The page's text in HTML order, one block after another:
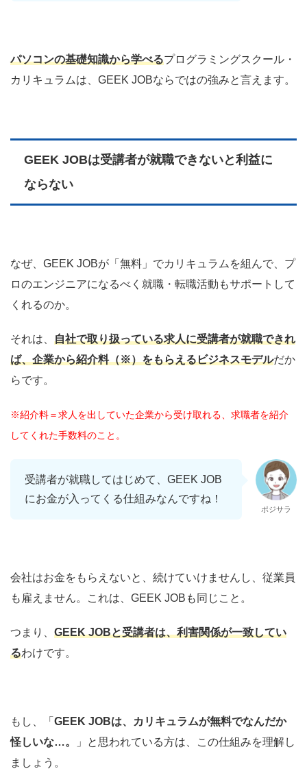
パソコンの基礎知識から学べるプログラミングスクール・
カリキュラムは、GEEK JOBならではの強みと言えます。
GEEK JOBは受講者が就職できないと利益に
ならない
なぜ、GEEK JOBが「無料」でカリキュラムを組んで、プ
ロのエンジニアになるべく就職・転職活動もサポートして
くれるのか。
それは、 自社で取り扱っている求人に受講者が就職できれ
ば、企業から紹介料（※）をもらえるビジネスモデルだか
らです。
※紹介料＝求人を出していた企業から受け取れる、求職者を紹介
してくれた手数料のこと。
受講者が就職してはじめて、GEEK JOB
にお金が入ってくる仕組みなんですね！
ポジサラ
会社はお金をもらえないと、続けていけませんし、従業員
も雇えません。これは、GEEK JOBも同じこと。
つまり、 GEEK JOBと受講者は、利害関係が一致してい
るわけです。
もし、「 GEEK JOBは、カリキュラムが無料でなんだか
怪しいな…。
」と思われている方は、この仕組みを理解し
ましょう。